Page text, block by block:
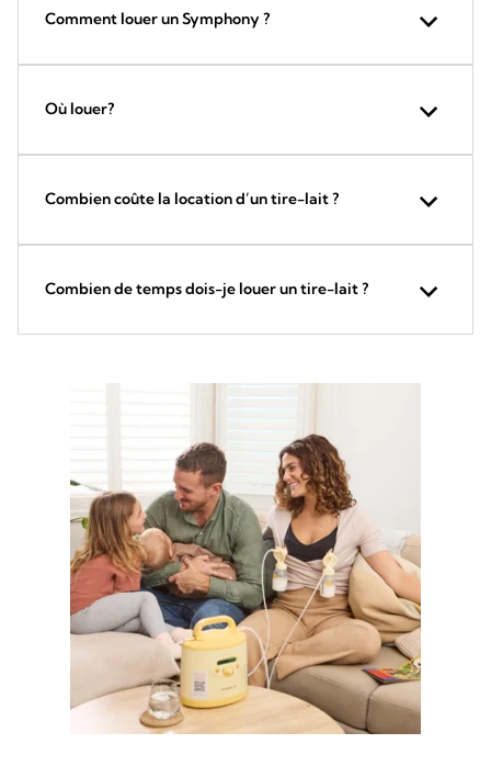
Comment louer un Symphony ?
Où louer?
Combien coûte la location d’un tire-lait ?
Combien de temps dois-je louer un tire-lait ?